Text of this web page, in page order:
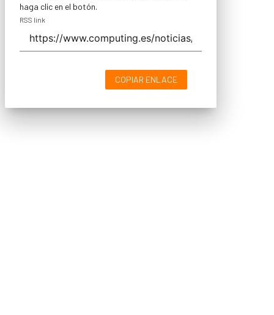
haga clic en el botón.
RSS link
COPIAR ENLACE